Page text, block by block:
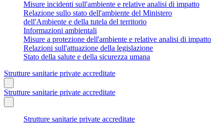
Misure incidenti sull'ambiente e relative analisi di impatto
Relazione sullo stato dell'ambiente del Ministero
dell'Ambiente e della tutela del territorio
Informazioni ambientali
Misure a protezione dell'ambiente e relative analisi di impatto
Relazioni sull'attuazione della legislazione
Stato della salute e della sicurezza umana
Strutture sanitarie private accreditate
Strutture sanitarie private accreditate
Strutture sanitarie private accreditate